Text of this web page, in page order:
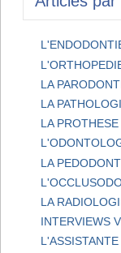
LA
LA
LA PROTHESE
LA
LA
INTERVIEWS